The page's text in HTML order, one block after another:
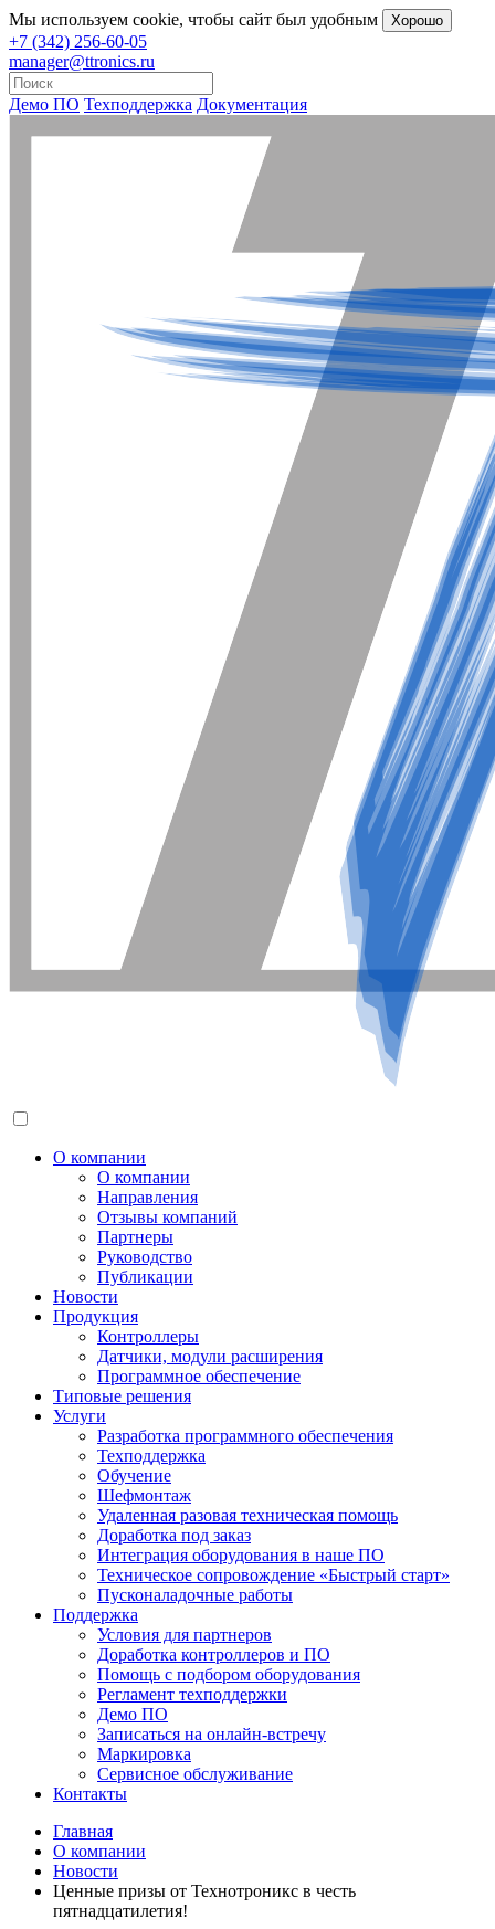
Мы используем cookie, чтобы сайт был удобным Хорошо
+7 (342) 256-60-05
manager@ttronics.ru
Демо ПО Техподдержка Документация
О компании
О компании
Направления
Отзывы компаний
Партнеры
Руководство
Публикации
Новости
Продукция
Контроллеры
Датчики, модули расширения
Программное обеспечение
Типовые решения
Услуги
Разработка программного обеспечения
Техподдержка
Обучение
Шефмонтаж
Удаленная разовая техническая помощь
Доработка под заказ
Интеграция оборудования в наше ПО
Техническое сопровождение «Быстрый старт»
Пусконаладочные работы
Поддержка
Условия для партнеров
Доработка контроллеров и ПО
Помощь с подбором оборудования
Регламент техподдержки
Демо ПО
Записаться на онлайн-встречу
Маркировка
Сервисное обслуживание
Контакты
Главная
О компании
Новости
Ценные призы от Технотроникс в честь
пятнадцатилетия!